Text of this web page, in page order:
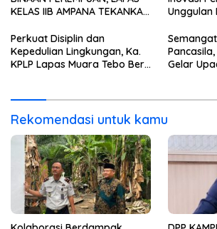
Rampak
KELAS IIB AMPANA TEKANKAN
KEAMANAN
Unggulan
Perkuat Disiplin dan
Kepedulian Lingkungan, Ka.
KPLP Lapas Muara Tebo Beri
Gelar
Rekomendasi untuk kamu